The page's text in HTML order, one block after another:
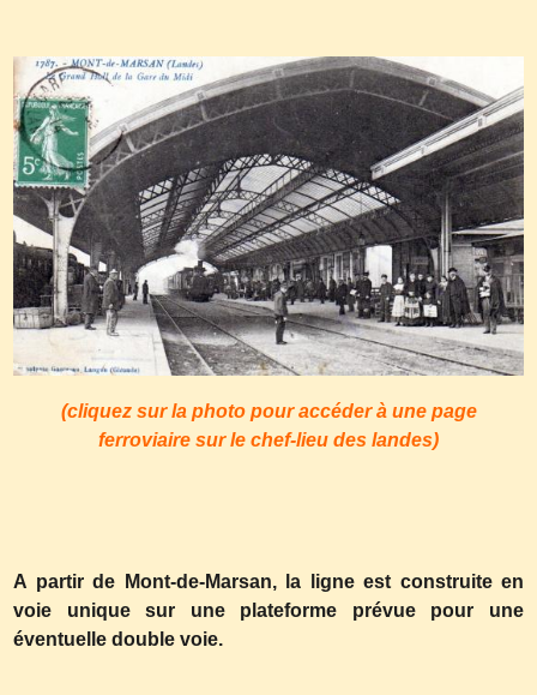
(cliquez sur la photo pour accéder à une page
ferroviaire sur le chef-lieu des landes)
A partir de Mont-de-Marsan, la ligne est construite en
voie unique sur une plateforme prévue pour une
éventuelle double voie.